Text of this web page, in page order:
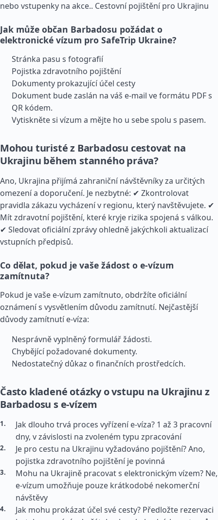
nebo vstupenky na akce.. Cestovní pojištění pro Ukrajinu
Jak může občan Barbadosu požádat o
elektronické vízum pro SafeTrip Ukraine?
Stránka pasu s fotografií
Pojistka zdravotního pojištění
Dokumenty prokazující účel cesty
Dokument bude zaslán na váš e-mail ve formátu PDF s
QR kódem.
Vytiskněte si vízum a mějte ho u sebe spolu s pasem.
Mohou turisté z Barbadosu cestovat na
Ukrajinu během stanného práva?
Ano, Ukrajina přijímá zahraniční návštěvníky za určitých
omezení a doporučení. Je nezbytné: ✔ Zkontrolovat
pravidla zákazu vycházení v regionu, který navštěvujete. ✔
Mít zdravotní pojištění, které kryje rizika spojená s válkou.
✔ Sledovat oficiální zprávy ohledně jakýchkoli aktualizací
vstupních předpisů.
Co dělat, pokud je vaše žádost o e-vízum
zamítnuta?
Pokud je vaše e-vízum zamítnuto, obdržíte oficiální
oznámení s vysvětlením důvodu zamítnutí. Nejčastější
důvody zamítnutí e-víza:
Nesprávně vyplněný formulář žádosti.
Chybějící požadované dokumenty.
Nedostatečný důkaz o finančních prostředcích.
Často kladené otázky o vstupu na Ukrajinu z
Barbadosu s e-vízem
Jak dlouho trvá proces vyřízení e-víza? 1 až 3 pracovní
dny, v závislosti na zvoleném typu zpracování
Je pro cestu na Ukrajinu vyžadováno pojištění? Ano,
pojistka zdravotního pojištění je povinná
Mohu na Ukrajině pracovat s elektronickým vízem? Ne,
e-vízum umožňuje pouze krátkodobé nekomerční
návštěvy
Jak mohu prokázat účel své cesty? Předložte rezervaci